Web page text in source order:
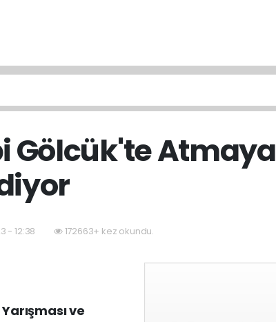
Gölcük'te Atmaya
- 12:38 172663+ kez okundu.
ve